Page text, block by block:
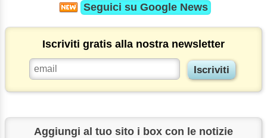
Seguici su Google News
Iscriviti gratis alla nostra newsletter
Aggiungi al tuo sito i box con le notizie